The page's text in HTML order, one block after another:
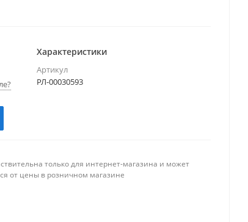
Характеристики
Артикул
РЛ-00030593
только для интернет-магазина и может
от цены в розничном магазине